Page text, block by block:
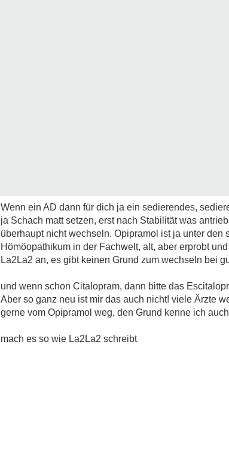
Wenn ein AD dann für dich ja ein sedierendes,
ja Schach matt setzen, erst nach Stabilität was
überhaupt nicht wechseln. Opipramol ist ja unter den
Hömöopathikum in der Fachwelt, alt, aber erprobt
La2La2 an, es gibt keinen Grund zum wechseln bei
und wenn schon Citalopram, dann bitte das
Aber so ganz neu ist mir das auch nicht! viele Ärzte
gerne vom Opipramol weg, den Grund kenne ich
mach es so wie La2La2 schreibt